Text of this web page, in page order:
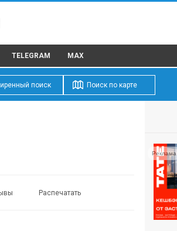
TELEGRAM MAX
поиск Поиск по карте
Распечатать
Реклама